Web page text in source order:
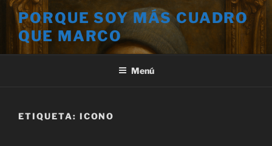
Saltar
contenido
PORQUE SOY MÁS CUADRO
QUE MARCO
Menú
ETIQUETA: ICONO